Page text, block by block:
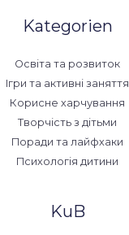
Kategorien
Освіта та розвиток
Ігри та активні заняття
Корисне харчування
Творчість з дітьми
Поради та лайфхаки
Психологія дитини
KuB